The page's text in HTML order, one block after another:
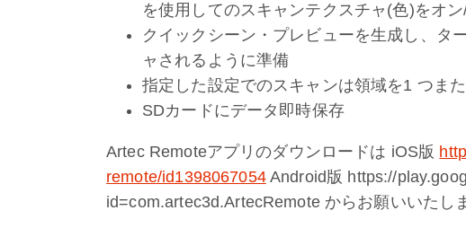
を使用してのスキャンテクスチャ(色)をオン
クイックシーン・プレビューを生成し、タ
ャされるように準備
指定した設定でのスキャンは領域を1 つま
SDカードにデータ即時保存
Artec Remoteアプリのダウンロードは iOS版
remote/id1398067054Android版 https://
id=com.artec3d.ArtecRemote からお願いいたし